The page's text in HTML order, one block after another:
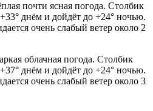
почти ясная погода. Столбик
днём и дойдёт до +24° ночью.
очень слабый ветер около 2
облачная погода. Столбик
днём и дойдёт до +24° ночью.
очень слабый ветер около 3